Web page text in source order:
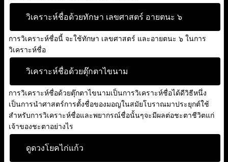
วิเคราะห์ชื่อด้วยทักษา เลขศาสตร์ อายตนะ ๖
การวิเคราะห์ชื่อนี้ จะใช้ทักษา เลขศาสตร์ และอายตนะ ๖ ในการ
วิเคราะห์ชื่อ
วิเคราะห์ชื่อด้วยตุ๊กตาไขนาม
การวิเคราะห์ชื่อด้วยตุ๊กตาไขนามเป็นการวิเคราะห์ชื่อได้ดีวิธีหนึ่ง
เป็นการนำศาสตร์การตั้งชื่อของมอญในสมัยโบราณมาประยุกต์ใช้
สำหรับการวิเคราะห์ชื่อและพยากรณ์ชื่อนั้นๆจะมีผลต่อชะตาชีวิตแก่
เจ้าของชะตาอย่างไร
ดูดวงโยคไก่แก้ว